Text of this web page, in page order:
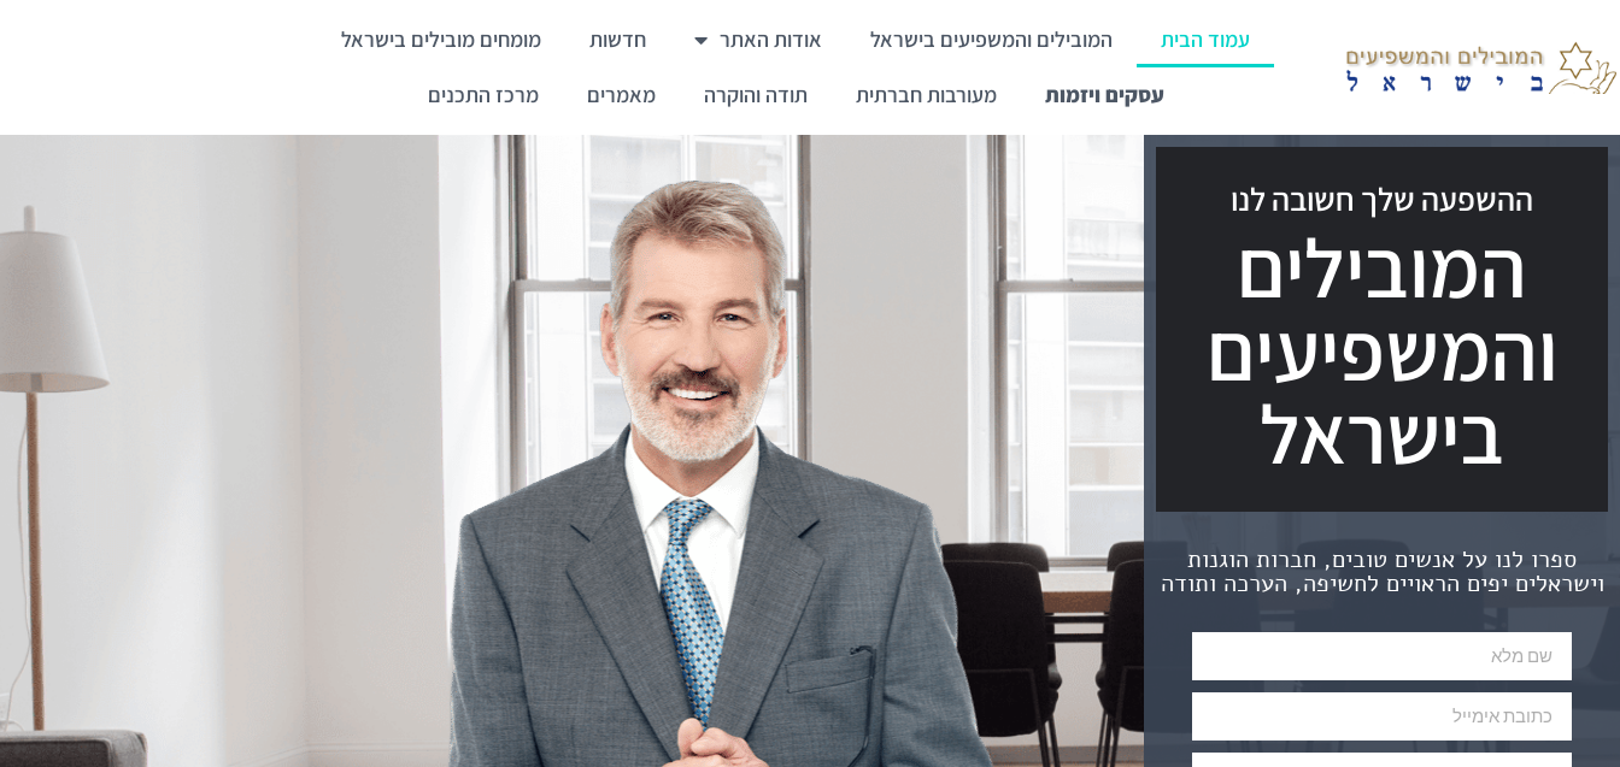
עמוד הבית המובילים והמשפיעים בישראל אודות האתר חדשות
מומחים מובילים בישראל
עסקים ויזמות
מעורבות חברתית תודה והוקרה מאמרים מרכז התכנים
ההשפעה שלך חשובה לנו
המובילים
והמשפיעים
בישראל
ספרו לנו על אנשים טובים, חברות הוגנות
וישראלים יפים הראויים לחשיפה, הערכה ותודה